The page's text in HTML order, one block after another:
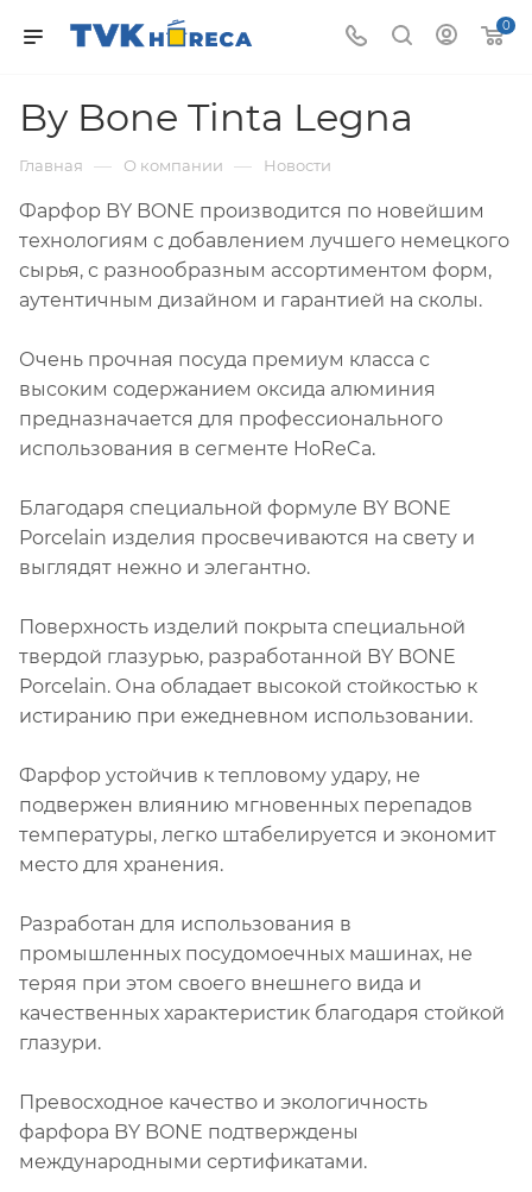
0
By Bone Tinta Legna
Главная — О компании — Новости
Фарфор BY BONE производится по новейшим
технологиям с добавлением лучшего немецкого
сырья, с разнообразным ассортиментом форм,
аутентичным дизайном и гарантией на сколы.
Очень прочная посуда премиум класса с
высоким содержанием оксида алюминия
предназначается для профессионального
использования в сегменте HoReCa.
Благодаря специальной формуле BY BONE
Porcelain изделия просвечиваются на свету и
выглядят нежно и элегантно.
Поверхность изделий покрыта специальной
твердой глазурью, разработанной BY BONE
Porcelain. Она обладает высокой стойкостью к
истиранию при ежедневном использовании.
Фарфор устойчив к тепловому удару, не
подвержен влиянию мгновенных перепадов
температуры, легко штабелируется и экономит
место для хранения.
Разработан для использования в
промышленных посудомоечных машинах, не
теряя при этом своего внешнего вида и
качественных характеристик благодаря стойкой
глазури.
Превосходное качество и экологичность
фарфора BY BONE подтверждены
международными сертификатами.